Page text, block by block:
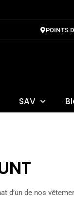
POINTS
SAV
d’un de nos